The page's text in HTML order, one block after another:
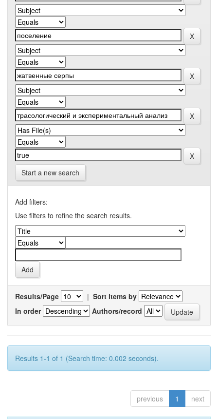
Start a new search
Add filters:
Use filters to refine the search results.
Results/Page | Sort items by
In order
Authors/record
Results 1-1 of 1 (Search time: 0.002 seconds).
previous 1 next